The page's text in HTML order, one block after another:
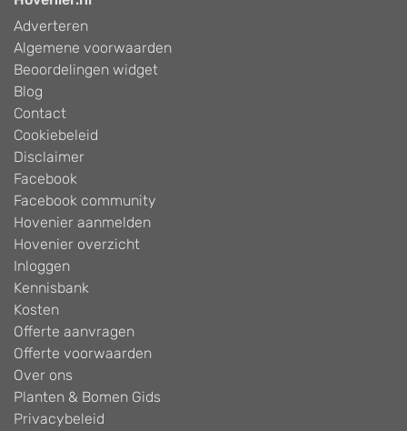
Adverteren
Algemene voorwaarden
Beoordelingen widget
Blog
Contact
Cookiebeleid
Disclaimer
Facebook
Facebook community
Hovenier aanmelden
Hovenier overzicht
Inloggen
Kennisbank
Kosten
Offerte aanvragen
Offerte voorwaarden
Over ons
Planten & Bomen Gids
Privacybeleid